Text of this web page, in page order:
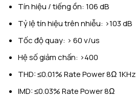
Tín hiệu / tiếng ồn: 106 dB
Tỷ lệ tín hiệu trên nhiễu: >103 dB
Tốc độ quay: > 60 v/us
Hệ số giảm chấn: >400
THD: ≤0.01% Rate Power 8Ω 1KHz
IMD: ≤0.03% Rate Power 8Ω